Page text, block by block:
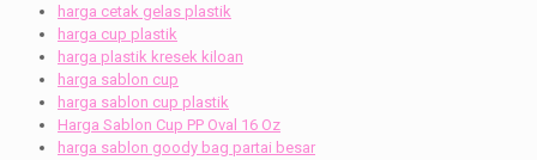
harga cetak gelas plastik
harga cup plastik
harga plastik kresek kiloan
harga sablon cup
harga sablon cup plastik
Harga Sablon Cup PP Oval 16 Oz
harga sablon goody bag partai besar